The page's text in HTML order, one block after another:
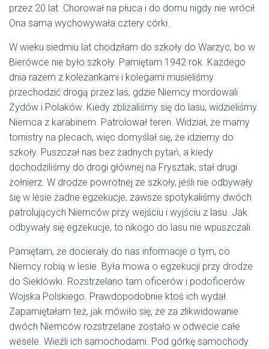
przez 20 lat. Chorował na płuca i do domu nigdy nie wrócił.
Ona sama wychowywała cztery córki.
W wieku siedmiu lat chodziłam do szkoły do Warzyc, bo w
Bierówce nie było szkoły. Pamiętam 1942 rok. Każdego
dnia razem z koleżankami i kolegami musieliśmy
przechodzić drogą przez las, gdzie Niemcy mordowali
Żydów i Polaków. Kiedy zbliżaliśmy się do lasu, widzieliśmy
Niemca z karabinem. Patrolował teren. Widział, że mamy
tornistry na plecach, więc domyślał się, że idziemy do
szkoły. Puszczał nas bez żadnych pytań, a kiedy
dochodziliśmy do drogi głównej na Frysztak, stał drugi
żołnierz. W drodze powrotnej ze szkoły, jeśli nie odbywały
się w lesie żadne egzekucje, zawsze spotykaliśmy dwóch
patrolujących Niemców przy wejściu i wyjściu z lasu. Jak
odbywały się egzekucje, to nikogo do lasu nie wpuszczali.
Pamiętam, że docierały do nas informacje o tym, co
Niemcy robią w lesie. Była mowa o egzekucji przy drodze
do Sieklówki. Rozstrzelano tam oficerów i podoficerów
Wojska Polskiego. Prawdopodobnie ktoś ich wydał.
Zapamiętałam też, jak mówiło się, że za zlikwidowanie
dwóch Niemców rozstrzelane zostało w odwecie całe
wesele. Wieźli ich samochodami. Pod górkę samochody